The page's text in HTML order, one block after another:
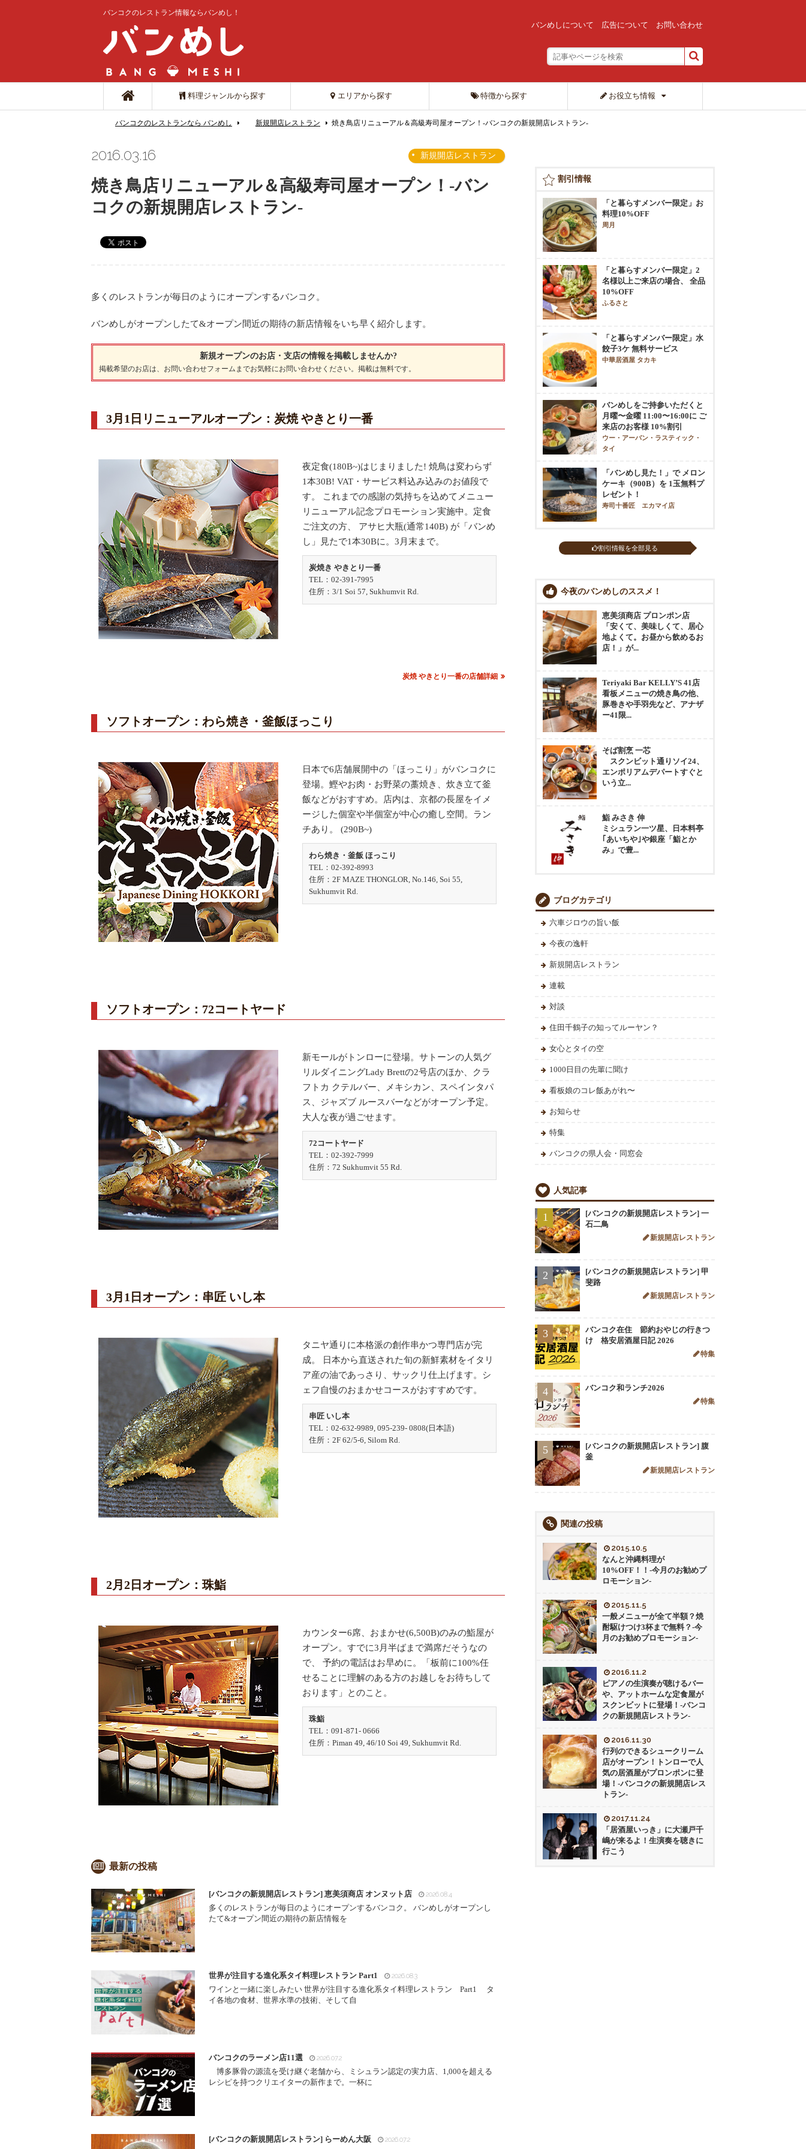
バンコクのレストラン情報ならバンめし！
バンめしについて 広告について お問い合わせ
料理ジャンルから探す エリアから探す 特徴から探す お役立ち情報
バンコクのレストランなら バンめし 新規開店レストラン 焼き鳥店リニューアル＆高級寿司屋オープン！-バンコクの新規開店レストラン-
2016.03.16 新規開店レストラン
焼き鳥店リニューアル＆高級寿司屋オープン！-バン
コクの新規開店レストラン-
多くのレストランが毎日のようにオープンするバンコク。
バンめしがオープンしたて&オープン間近の期待の新店情報をいち早く紹介します。
新規オープンのお店・支店の情報を掲載しませんか?
掲載希望のお店は、 お問い合わせフォーム までお気軽にお問い合わせください。掲載は無料です。
3月1日リニューアルオープン：炭焼 やきとり一番
夜定食(180B~)はじまりました! 焼鳥は変わらず
1本30B! VAT・サービス料込み込みのお値段で
す。 これまでの感謝の気持ちを込めてメニュー
リニューアル記念プロモーション実施中。定食
ご注文の方、 アサヒ大瓶(通常140B) が「バンめ
し」見たで1本30Bに。3月末まで。
炭焼き やきとり一番
TEL：02-391-7995
住所：3/1 Soi 57, Sukhumvit Rd.
炭焼 やきとり一番の店舗詳細
ソフトオープン：わら焼き・釜飯ほっこり
日本で6店舗展開中の「ほっこり」がバンコクに
登場。鰹やお肉・お野菜の藁焼き、炊き立て釜
飯などがおすすめ。店内は、京都の長屋をイメ
ージした個室や半個室が中心の癒し空間。ラン
チあり。 (290B~)
わら焼き・釜飯 ほっこり
TEL：02-392-8993
住所：2F MAZE THONGLOR, No.146, Soi 55,
Sukhumvit Rd.
ソフトオープン：72コートヤード
新モールがトンローに登場。サトーンの人気グ
リルダイニングLady Brettの2号店のほか、クラ
フトカ クテルバー、メキシカン、スペインタパ
ス、ジャズブ ルースバーなどがオープン予定。
大人な夜が過ごせます。
72コートヤード
TEL：02-392-7999
住所：72 Sukhumvit 55 Rd.
3月1日オープン：串匠 いし本
タニヤ通りに本格派の創作串かつ専門店が完
成。 日本から直送された旬の新鮮素材をイタリ
ア産の油であっさり、サックリ仕上げます。シ
ェフ自慢のおまかせコースがおすすめです。
串匠 いし本
TEL：02-632-9989, 095-239- 0808(日本語)
住所：2F 62/5-6, Silom Rd.
2月2日オープン：珠鮨
カウンター6席、おまかせ(6,500B)のみの鮨屋が
オープン。すでに3月半ばまで満席だそうなの
で、 予約の電話はお早めに。「板前に100%任
せることに理解のある方のお越しをお待ちして
おります」とのこと。
珠鮨
TEL：091-871- 0666
住所：Piman 49, 46/10 Soi 49, Sukhumvit Rd.
最新の投稿
[バンコクの新規開店レストラン] 恵美須商店 オンヌット店 2026.08.4
多くのレストランが毎日のようにオープンするバンコク。 バンめしがオープンし
たて&オープン間近の期待の新店情報を
世界が注目する進化系タイ料理レストラン Part1 2026.08.3
ワインと一緒に楽しみたい 世界が注目する進化系タイ料理レストラン Part1 タ
イ各地の食材、世界水準の技術、そして自
バンコクのラーメン店11選 2026.07.2
博多豚骨の源流を受け継ぐ老舗から、ミシュラン認定の実力店、1,000を超える
レシピを持つクリエイターの新作まで。一杯に
[バンコクの新規開店レストラン] らーめん大阪 2026.07.2
割引情報
「と暮らすメンバー限定」お
料理10%OFF
周月
「と暮らすメンバー限定」2
名様以上ご来店の場合、 全品
10%OFF
ふるさと
「と暮らすメンバー限定」水
餃子3ケ 無料サービス
中華居酒屋 タカキ
バンめしをご持参いただくと
月曜〜金曜 11:00〜16:00に ご
来店のお客様 10%割引
ウー・アーバン・ラスティック・
タイ
「バンめし見た！」で メロン
ケーキ（900B）を 1玉無料プ
レゼント！
寿司十番匠 エカマイ店
割引情報を全部見る
今夜のバンめしのススメ！
恵美須商店 プロンポン店
「安くて、美味しくて、居心
地よくて。お昼から飲めるお
店！」が...
Teriyaki Bar KELLY’S 41店
看板メニューの焼き鳥の他、
豚巻きや手羽先など、アナザ
ー41限...
そば割烹 一芯
スクンビット通りソイ24、
エンポリアムデパートすぐと
いう立...
鮨 みさき 伸
ミシュラン一ツ星、日本料亭
｢あいちや｣や銀座「鮨とか
み」で豊...
ブログカテゴリ
六車ジロウの旨い飯
今夜の逸軒
新規開店レストラン
連載
対談
住田千鶴子の知ってルーヤン？
女心とタイの空
1000日目の先輩に聞け
看板娘のコレ飯あがれ〜
お知らせ
特集
バンコクの県人会・同窓会
人気記事
1
[バンコクの新規開店レストラン] 一
石二鳥
新規開店レストラン
2
[バンコクの新規開店レストラン] 甲
斐路
新規開店レストラン
3
バンコク在住 節約おやじの行きつ
け 格安居酒屋日記 2026
特集
4 バンコク和ランチ2026
特集
5
[バンコクの新規開店レストラン] 腹
釜
新規開店レストラン
関連の投稿
2015.10.5
なんと沖縄料理が
10%OFF！！-今月のお勧めプ
ロモーション-
2015.11.5
一般メニューが全て半額？焼
酎駆けつけ3杯まで無料？-今
月のお勧めプロモーション-
2016.11.2
ピアノの生演奏が聴けるバー
や、アットホームな定食屋が
スクンビットに登場！-バンコ
クの新規開店レストラン-
2016.11.30
行列のできるシュークリーム
店がオープン！トンローで人
気の居酒屋がプロンポンに登
場！-バンコクの新規開店レス
トラン-
2017.11.24
「居酒屋いっき」に大瀬戸千
嶋が来るよ！生演奏を聴きに
行こう